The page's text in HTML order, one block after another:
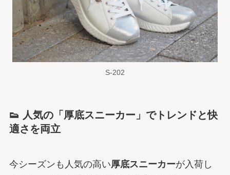
S-202
👟 人気の「厚底スニーカー」でトレンドと快
適さを両立
今シーズンも人気の高い厚底スニーカーが入荷し